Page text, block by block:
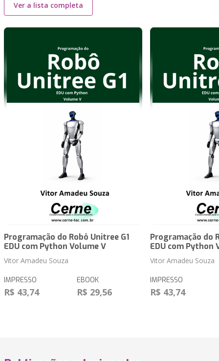
Ver a lista completa
Programação do Robô Unitree G1
EDU com Python Volume V
Vitor Amadeu Souza
IMPRESSO
R$ 43,74
EBOOK
R$ 29,56
Programação do
EDU com Python
Vitor Amadeu Souza
IMPRESSO
R$ 43,74